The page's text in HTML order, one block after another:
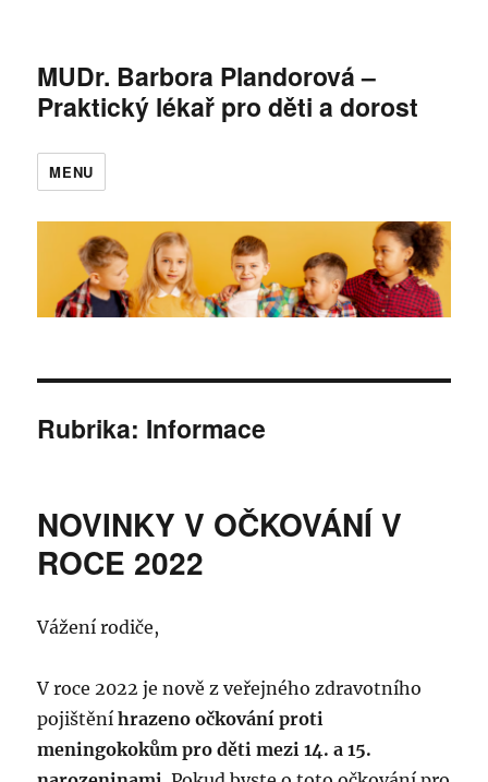
MUDr. Barbora Plandorová –
Praktický lékař pro děti a dorost
MENU
Rubrika: Informace
NOVINKY V OČKOVÁNÍ V
ROCE 2022
Vážení rodiče,
V roce 2022 je nově z veřejného zdravotního
pojištěníhrazeno očkování proti
meningokokům pro děti mezi 14. a 15.